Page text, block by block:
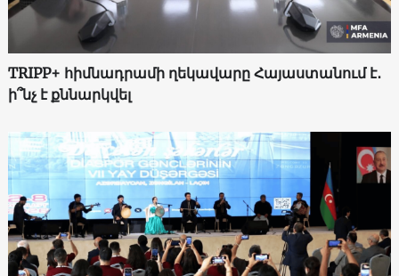
TRIPP+ հիմնադրամի ղեկավարը Հայաստանում է․
ի՞նչ է քննարկվել